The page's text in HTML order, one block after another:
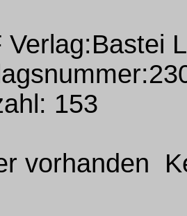
Verlag:Bastei
153
vorhanden